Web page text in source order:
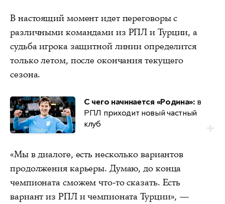
В настоящий момент идет переговоры с
различными командами из РПЛ и Турции, а
судьба игрока защитной линии определится
только летом, после окончания текущего
сезона.
С чего начинается «Родина»:в
РПЛ приходит новый частный
клуб
«Мы в диалоге, есть несколько вариантов
продолжения карьеры. Думаю, до конца
чемпионата сможем что-то сказать. Есть
вариант из РПЛ и чемпионата Турции», —